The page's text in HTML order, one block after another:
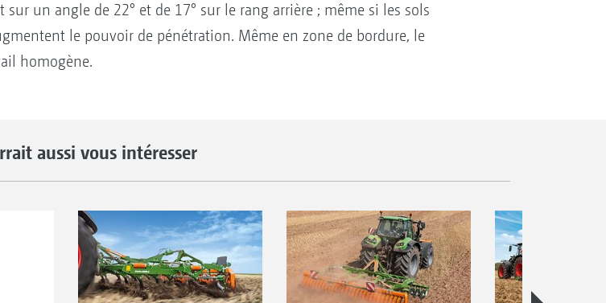
un angle de 22° et de 17° sur le rang arrière ; même si les sols
le pouvoir de pénétration. Même en zone de bordure, le
homogène.
aussi vous intéresser